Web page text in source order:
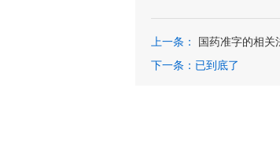
上一条：
国药准字的相关
下一条：已到底了